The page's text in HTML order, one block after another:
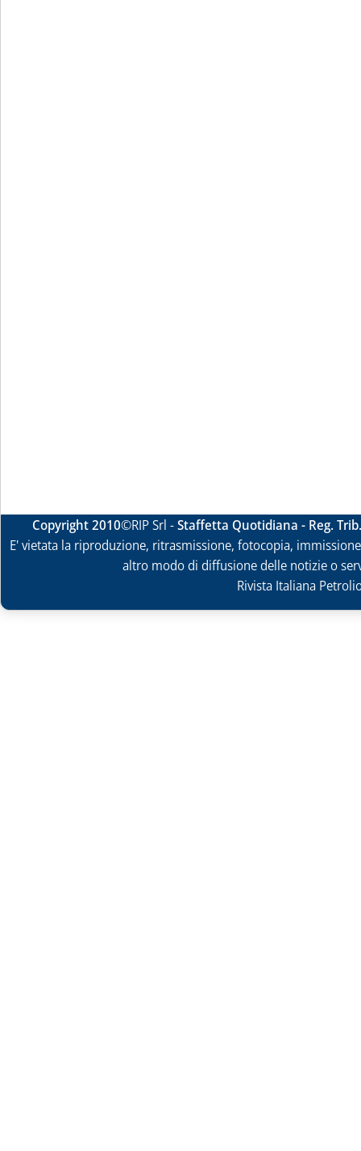
Copyright 2010©RIP Srl -Staffetta Quotidiana - Reg.
E' vietata la riproduzione, ritrasmissione, fotocopia,
altro modo di diffusione delle notizie o
Rivista Italiana